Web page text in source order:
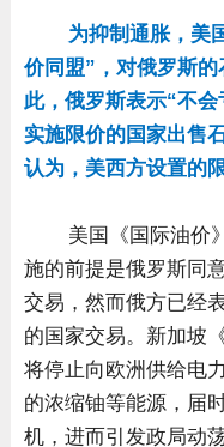
为抑制通胀，美
价同盟”，对俄罗斯
此，俄罗斯表示“不
实施限价的国家出售
认为，美西方设置的
美国《国际油价
施的前提是俄罗斯同
交易，然而俄方已经
的国家交易。新加坡
将停止向欧洲供给电
的浓缩铀等能源，届
机，进而引发政局动